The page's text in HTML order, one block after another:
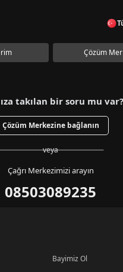
Çözüm
takılan bir soru mu var?
Çözüm Merkezine bağlanın
veya
Çağrı Merkezimizi arayın
08503089235
Bayimiz Ol